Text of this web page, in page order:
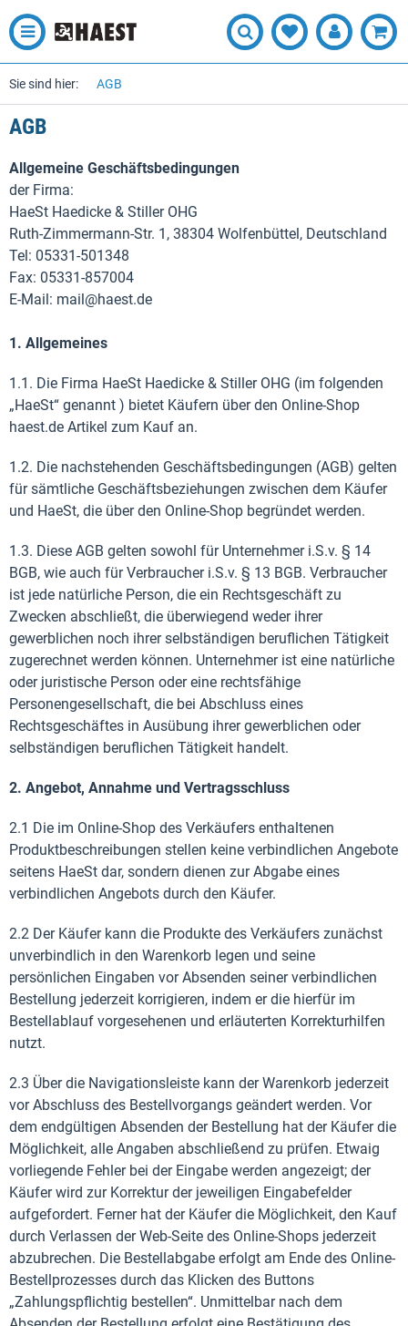
Sie sind hier: AGB
AGB
Allgemeine Geschäftsbedingungen
der Firma:
HaeSt Haedicke & Stiller OHG
Ruth-Zimmermann-Str. 1, 38304 Wolfenbüttel, Deutschland
Tel: 05331-501348
Fax: 05331-857004
E-Mail: mail@haest.de
1. Allgemeines
1.1. Die Firma HaeSt Haedicke & Stiller OHG (im folgenden
„HaeSt“ genannt ) bietet Käufern über den Online-Shop
haest.de Artikel zum Kauf an.
1.2. Die nachstehenden Geschäftsbedingungen (AGB) gelten
für sämtliche Geschäftsbeziehungen zwischen dem Käufer
und HaeSt, die über den Online-Shop begründet werden.
1.3. Diese AGB gelten sowohl für Unternehmer i.S.v. § 14
BGB, wie auch für Verbraucher i.S.v. § 13 BGB. Verbraucher
ist jede natürliche Person, die ein Rechtsgeschäft zu
Zwecken abschließt, die überwiegend weder ihrer
gewerblichen noch ihrer selbständigen beruflichen Tätigkeit
zugerechnet werden können. Unternehmer ist eine natürliche
oder juristische Person oder eine rechtsfähige
Personengesellschaft, die bei Abschluss eines
Rechtsgeschäftes in Ausübung ihrer gewerblichen oder
selbständigen beruflichen Tätigkeit handelt.
2. Angebot, Annahme und Vertragsschluss
2.1 Die im Online-Shop des Verkäufers enthaltenen
Produktbeschreibungen stellen keine verbindlichen Angebote
seitens HaeSt dar, sondern dienen zur Abgabe eines
verbindlichen Angebots durch den Käufer.
2.2 Der Käufer kann die Produkte des Verkäufers zunächst
unverbindlich in den Warenkorb legen und seine
persönlichen Eingaben vor Absenden seiner verbindlichen
Bestellung jederzeit korrigieren, indem er die hierfür im
Bestellablauf vorgesehenen und erläuterten Korrekturhilfen
nutzt.
2.3 Über die Navigationsleiste kann der Warenkorb jederzeit
vor Abschluss des Bestellvorgangs geändert werden. Vor
dem endgültigen Absenden der Bestellung hat der Käufer die
Möglichkeit, alle Angaben abschließend zu prüfen. Etwaig
vorliegende Fehler bei der Eingabe werden angezeigt; der
Käufer wird zur Korrektur der jeweiligen Eingabefelder
aufgefordert. Ferner hat der Käufer die Möglichkeit, den Kauf
durch Verlassen der Web-Seite des Online-Shops jederzeit
abzubrechen. Die Bestellabgabe erfolgt am Ende des Online-
Bestellprozesses durch das Klicken des Buttons
„Zahlungspflichtig bestellen“. Unmittelbar nach dem